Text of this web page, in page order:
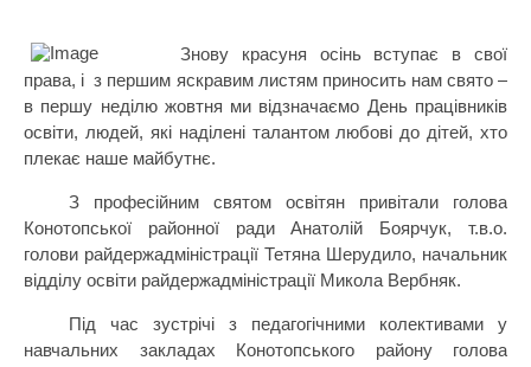
Знову красуня осінь вступає в свої
права, і з першим яскравим листям приносить нам свято –
в першу неділю жовтня ми відзначаємо День працівників
освіти, людей, які наділені талантом любові до дітей, хто
плекає наше майбутнє.
З професійним святом освітян привітали голова
Конотопської районної ради Анатолій Боярчук, т.в.о.
голови райдержадміністрації Тетяна Шерудило, начальник
відділу освіти райдержадміністрації Микола Вербняк.
Під час зустрічі з педагогічними колективами у
навчальних закладах Конотопського району голова